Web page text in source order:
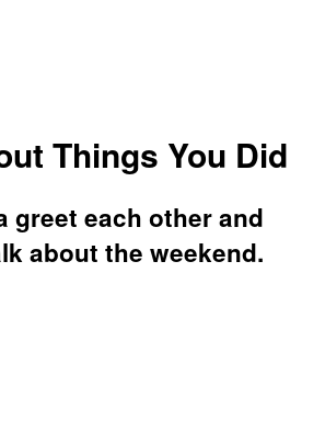
Things You Did
greet each other and
about the weekend.